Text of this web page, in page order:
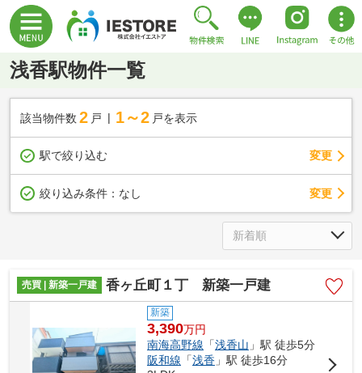
浅香駅物件一覧
該当物件数 2 戸 1～2 戸を表示
駅で絞り込む 変更
絞り込み条件： なし 変更
売買 | 新築一戸建 香ヶ丘町１丁 新築一戸建
新築
3,390万円
南海高野線 「浅香山 」駅 徒歩5分
阪和線 「浅香」駅 徒歩16分